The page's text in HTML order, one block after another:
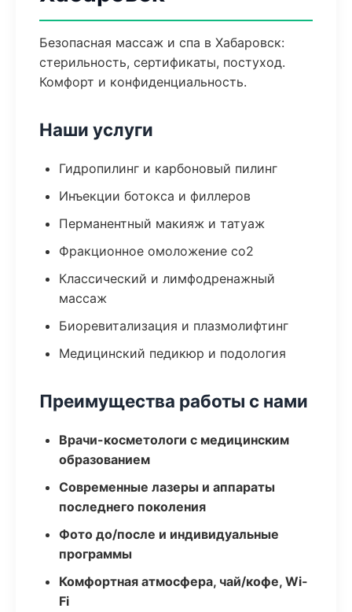
Безопасная массаж и спа в Хабаровск:
стерильность, сертификаты, постуход.
Комфорт и конфиденциальность.
Наши услуги
Гидропилинг и карбоновый пилинг
Инъекции ботокса и филлеров
Перманентный макияж и татуаж
Фракционное омоложение co2
Классический и лимфодренажный
массаж
Биоревитализация и плазмолифтинг
Медицинский педикюр и подология
Преимущества работы с нами
Врачи-косметологи с медицинским
образованием
Современные лазеры и аппараты
последнего поколения
Фото до/после и индивидуальные
программы
Комфортная атмосфера, чай/кофе, Wi-
Fi